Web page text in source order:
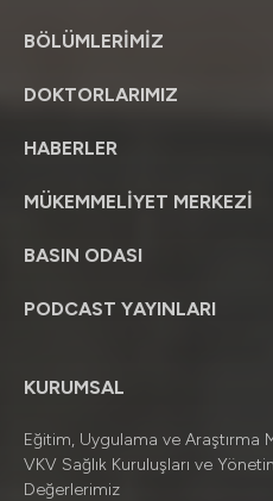
BÖLÜMLERİMİZ
DOKTORLARIMIZ
HABERLER
MÜKEMMELİYET MERKEZİ
BASIN ODASI
PODCAST YAYINLARI
KURUMSAL
Eğitim, Uygulama ve Araştırma
VKV Sağlık Kuruluşları ve
Değerlerimiz